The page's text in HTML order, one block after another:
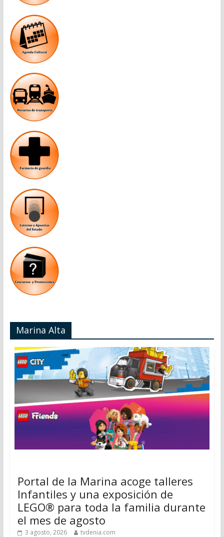
Marina Alta
Portal de la Marina acoge talleres
Infantiles y una exposición de
LEGO® para toda la familia durante
el mes de agosto
3 agosto, 2026 tvdenia.com